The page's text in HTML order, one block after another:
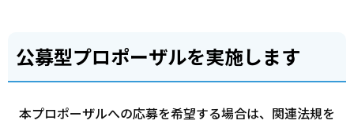
公募型プロポーザルを実施します
本プロポーザルへの応募を希望する場合は、関連法規を